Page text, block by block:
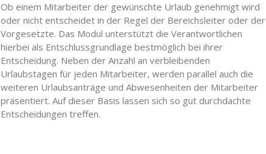
Ob einem Mitarbeiter der gewünschte Urlaub genehmigt wird
oder nicht entscheidet in der Regel der Bereichsleiter oder der
Vorgesetzte. Das Modul unterstützt die Verantwortlichen
hierbei als Entschlussgrundlage bestmöglich bei ihrer
Entscheidung. Neben der Anzahl an verbleibenden
Urlaubstagen für jeden Mitarbeiter, werden parallel auch die
weiteren Urlaubsanträge und Abwesenheiten der Mitarbeiter
präsentiert. Auf dieser Basis lassen sich so gut durchdachte
Entscheidungen treffen.